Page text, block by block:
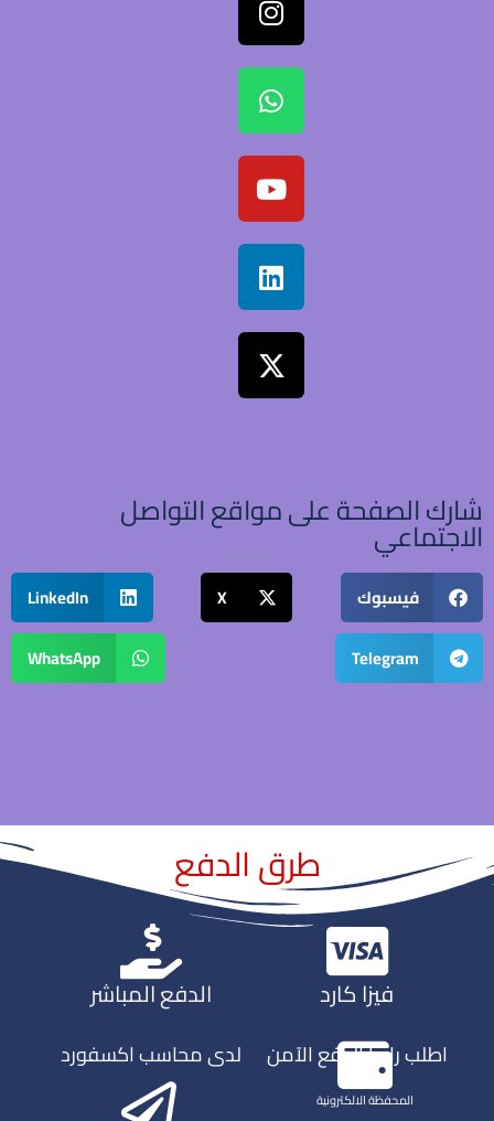
شارك الصفحة على مواقع التواصل
الاجتماعي
فيسبوك X
LinkedIn
Telegram
WhatsApp
طرق الدفع
الدفع المباشر
لدى محاسب اكسفورد
فيزا كارد
اطلب رابط الدفع الآمن
المحفظة الالكترونية